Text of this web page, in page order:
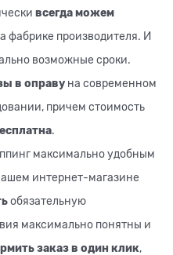
всегда можем
фабрике производителя. И
возможные сроки.
в оправу на современном
причем стоимость
.
максимально удобным
интернет-магазине
обязательную
максимально понятны и
заказ в один клик,